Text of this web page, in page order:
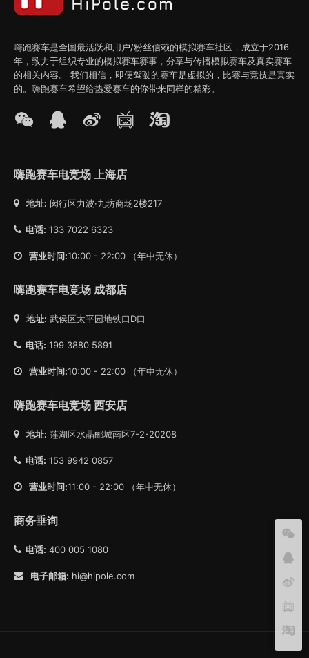
嗨跑赛车是全国最活跃和用户/粉丝信赖的模拟赛车社区，成立于2016
年，致力于组织专业的模拟赛车赛事，分享与传播模拟赛车及真实赛车
的相关内容。 我们相信，即便驾驶的赛车是虚拟的，比赛与竞技是真实
的。嗨跑赛车希望给热爱赛车的你带来同样的精彩。
嗨跑赛车电竞场 上海店
地址: 闵行区力波·九坊商场2楼217
电话: 133 7022 6323
营业时间:10:00 - 22:00 （年中无休）
嗨跑赛车电竞场 成都店
地址: 武侯区太平园地铁口D口
电话: 199 3880 5891
营业时间:10:00 - 22:00 （年中无休）
嗨跑赛车电竞场 西安店
地址: 莲湖区水晶郦城南区7-2-20208
电话: 153 9942 0857
营业时间:11:00 - 22:00 （年中无休）
商务垂询
电话: 400 005 1080
电子邮箱: hi@hipole.com